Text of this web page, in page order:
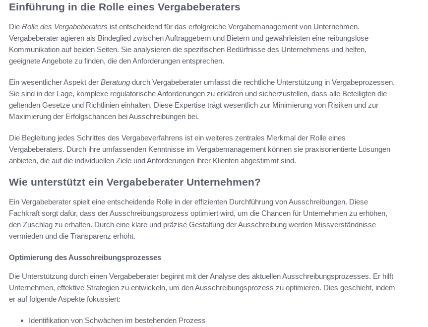
Einführung in die Rolle eines Vergabeberaters
Die Rolle des Vergabeberaters ist entscheidend für das erfolgreiche Vergabemanagement von Unternehmen.
Vergabeberater agieren als Bindeglied zwischen Auftraggebern und Bietern und gewährleisten eine reibungslose
Kommunikation auf beiden Seiten. Sie analysieren die spezifischen Bedürfnisse des Unternehmens und helfen,
geeignete Angebote zu finden, die den Anforderungen entsprechen.
Ein wesentlicher Aspekt der Beratung durch Vergabeberater umfasst die rechtliche Unterstützung in Vergabeprozessen.
Sie sind in der Lage, komplexe regulatorische Anforderungen zu erklären und sicherzustellen, dass alle Beteiligten die
geltenden Gesetze und Richtlinien einhalten. Diese Expertise trägt wesentlich zur Minimierung von Risiken und zur
Maximierung der Erfolgschancen bei Ausschreibungen bei.
Die Begleitung jedes Schrittes des Vergabeverfahrens ist ein weiteres zentrales Merkmal der Rolle eines
Vergabeberaters. Durch ihre umfassenden Kenntnisse im Vergabemanagement können sie praxisorientierte Lösungen
anbieten, die auf die individuellen Ziele und Anforderungen ihrer Klienten abgestimmt sind.
Wie unterstützt ein Vergabeberater Unternehmen?
Ein Vergabeberater spielt eine entscheidende Rolle in der effizienten Durchführung von Ausschreibungen. Diese
Fachkraft sorgt dafür, dass der Ausschreibungsprozess optimiert wird, um die Chancen für Unternehmen zu erhöhen,
den Zuschlag zu erhalten. Durch eine klare und präzise Gestaltung der Ausschreibung werden Missverständnisse
vermieden und die Transparenz erhöht.
Optimierung des Ausschreibungsprozesses
Die Unterstützung durch einen Vergabeberater beginnt mit der Analyse des aktuellen Ausschreibungsprozesses. Er hilft
Unternehmen, effektive Strategien zu entwickeln, um den Ausschreibungsprozess zu optimieren. Dies geschieht, indem
er auf folgende Aspekte fokussiert:
Identifikation von Schwächen im bestehenden Prozess